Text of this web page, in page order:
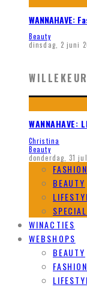
WANNAHAVE:
Beauty
dinsdag, 2 juni
WANNAHAVE:
Christina
Beauty
donderdag, 31
FASHION
BEAUTY
WINACTIES
WEBSHOPS
BEAUTY
FASHION